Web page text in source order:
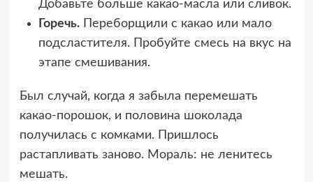
Добавьте больше какао-масла или сливок.
Горечь.Переборщили с какао или мало
подсластителя. Пробуйте смесь на вкус на
этапе смешивания.
Был случай, когда я забыла перемешать
какао-порошок, и половина шоколада
получилась с комками. Пришлось
растапливать заново. Мораль: не ленитесь
мешать.